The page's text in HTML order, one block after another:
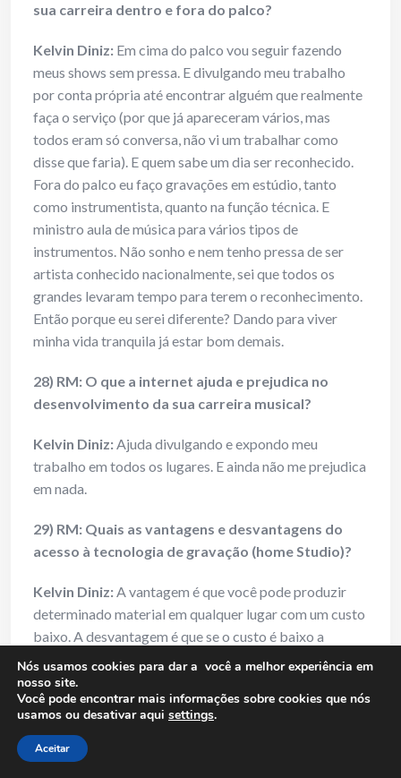
sua carreira dentro e fora do palco?
Kelvin Diniz: Em cima do palco vou seguir fazendo
meus shows sem pressa. E divulgando meu trabalho
por conta própria até encontrar alguém que realmente
faça o serviço (por que já apareceram vários, mas
todos eram só conversa, não vi um trabalhar como
disse que faria). E quem sabe um dia ser reconhecido.
Fora do palco eu faço gravações em estúdio, tanto
como instrumentista, quanto na função técnica. E
ministro aula de música para vários tipos de
instrumentos. Não sonho e nem tenho pressa de ser
artista conhecido nacionalmente, sei que todos os
grandes levaram tempo para terem o reconhecimento.
Então porque eu serei diferente? Dando para viver
minha vida tranquila já estar bom demais.
28) RM: O que a internet ajuda e prejudica no
desenvolvimento da sua carreira musical?
Kelvin Diniz:Ajuda divulgando e expondo meu
trabalho em todos os lugares. E ainda não me prejudica
em nada.
29) RM: Quais as vantagens e desvantagens do
acesso à tecnologia de gravação (home Studio)?
Kelvin Diniz:A vantagem é que você pode produzir
determinado material em qualquer lugar com um custo
baixo. A desvantagem é que se o custo é baixo a
qualidade também é baixa. Eu tenho um Home Studio,
mas é focado mais para a produção do material de
estudo da banda, cada músico recebe dois CDs um
com seus arranjos em destaque e outro sem seu
instrumento para já servir para ensaio. Isso também
Nós usamos cookies para dar a você a melhor experiência em
nosso site.
Você pode encontrar mais informações sobre cookies que nós
usamos ou desativar aqui settings.
Aceitar